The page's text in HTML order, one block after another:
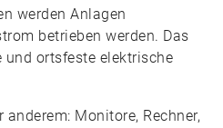
werden Anlagen
betrieben werden. Das
und ortsfeste elektrische
Monitore, Rechner,